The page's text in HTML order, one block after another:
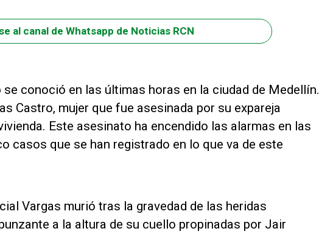
al canal de Whatsapp de Noticias RCN
conoció en las últimas horas en la ciudad de Medellín.
Castro, mujer que fue asesinada por su expareja
Este asesinato ha encendido las alarmas en las
casos que se han registrado en lo que va de este
Vargas murió tras la gravedad de las heridas
a la altura de su cuello propinadas por Jair